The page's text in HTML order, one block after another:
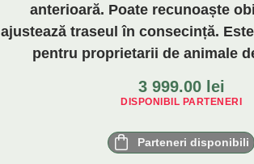
anterioară. Poate recunoaște
ajustează traseul în consecință.
pentru proprietarii de animale
3 999.00 lei
DISPONIBIL PARTENERI
Parteneri disponibili